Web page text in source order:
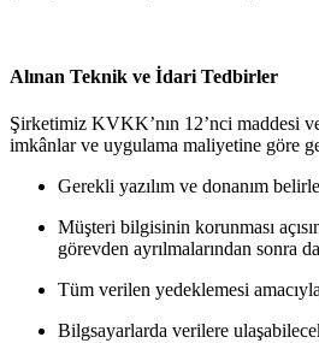
Alınan Teknik ve İdari Tedbirler
Şirketimiz KVKK’nın 12’nci maddesi
imkânlar ve uygulama maliyetine göre
Gerekli yazılım ve donanım
Müşteri bilgisinin korunması
görevden ayrılmalarından sonra
Tüm verilen yedeklemesi
Bilgsayarlarda verilere